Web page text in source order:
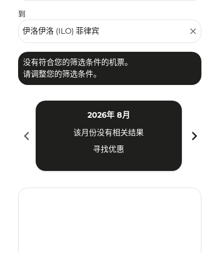
到
close
没有符合您的筛选条件的机票。
请调整您的筛选条件。
chevron_left
2026年 8月
该月份没有相关结果
寻找优惠
chevron_right